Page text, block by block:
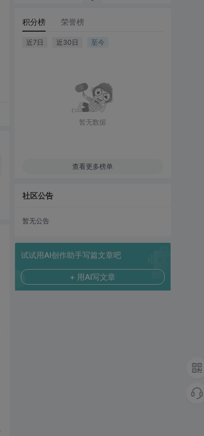
积分榜 荣誉榜
近7日 近30日 至今
暂无数据
查看更多榜单
社区公告
暂无公告
试试用AI创作助手写篇文章吧
+ 用AI写文章